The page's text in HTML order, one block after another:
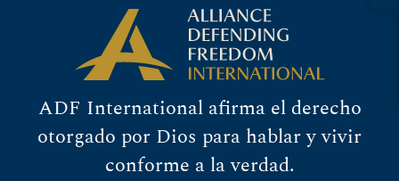
ADF International afirma el derecho
otorgado por Dios para hablar y vivir
conforme a la verdad.